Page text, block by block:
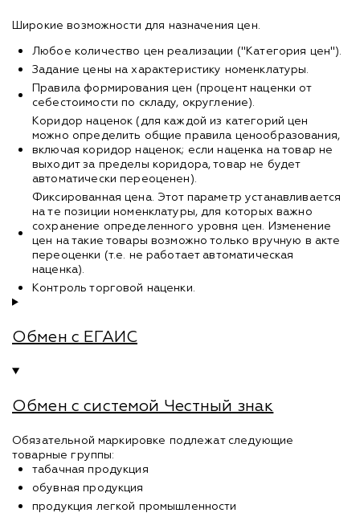
Широкие возможности для назначения цен.
Любое количество цен реализации ("Категория цен").
Задание цены на характеристику номенклатуры.
Правила формирования цен (процент наценки от
себестоимости по складу, округление).
Коридор наценок (для каждой из категорий цен
можно определить общие правила ценообразования,
включая коридор наценок; если наценка на товар не
выходит за пределы коридора, товар не будет
автоматически переоценен).
Фиксированная цена. Этот параметр устанавливается
на те позиции номенклатуры, для которых важно
сохранение определенного уровня цен. Изменение
цен на такие товары возможно только вручную в акте
переоценки (т.е. не работает автоматическая
наценка).
Контроль торговой наценки.
Обмен с ЕГАИС
Обмен с системой Честный знак
Обязательной маркировке подлежат следующие
товарные группы:
табачная продукция
обувная продукция
продукция легкой промышленности